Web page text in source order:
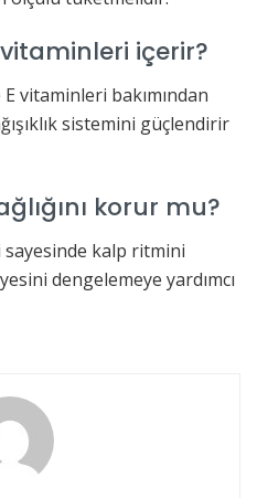
içerir?
E vitaminleri bakımından
sistemini güçlendirir
korur mu?
sayesinde kalp ritmini
dengelemeye yardımcı